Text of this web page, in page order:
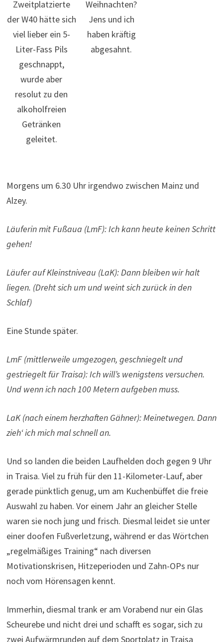
Zweitplatzierte
der W40 hätte sich
viel lieber ein 5-
Liter-Fass Pils
geschnappt,
wurde aber
resolut zu den
alkoholfreien
Getränken
geleitet.
Weihnachten?
Jens und ich
haben kräftig
abgesahnt.
Morgens um 6.30 Uhr irgendwo zwischen Mainz und
Alzey.
Läuferin mit Fußaua (LmF): Ich kann heute keinen Schritt
gehen!
Läufer auf Kleinstniveau (LaK): Dann bleiben wir halt
liegen. (Dreht sich um und weint sich zurück in den
Schlaf)
Eine Stunde später.
LmF (mittlerweile umgezogen, geschniegelt und
gestriegelt für Traisa): Ich will’s wenigstens versuchen.
Und wenn ich nach 100 Metern aufgeben muss.
LaK (nach einem herzhaften Gähner): Meinetwegen. Dann
zieh‘ ich mich mal schnell an.
Und so landen die beiden Laufhelden doch gegen 9 Uhr
in Traisa. Viel zu früh für den 11-Kilometer-Lauf, aber
gerade pünktlich genug, um am Kuchenbüffet die freie
Auswahl zu haben. Vor einem Jahr an gleicher Stelle
waren sie noch jung und frisch. Diesmal leidet sie unter
einer doofen Fußverletzung, während er das Wörtchen
„regelmäßiges Training“ nach diversen
Motivationskrisen, Hitzeperioden und Zahn-OPs nur
noch vom Hörensagen kennt.
Immerhin, diesmal trank er am Vorabend nur ein Glas
Scheurebe und nicht drei und schafft es sogar, sich zu
zwei Aufwärmrunden auf dem Sportplatz in Traisa